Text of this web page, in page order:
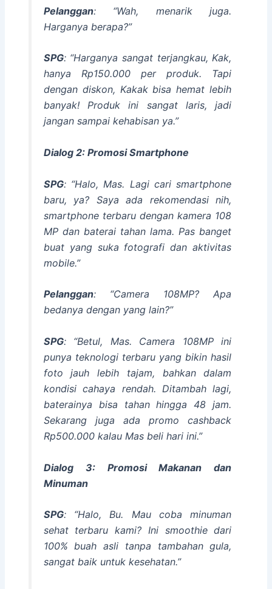
Pelanggan: “Wah, menarik juga.
Harganya berapa?”
SPG: “Harganya sangat terjangkau, Kak,
hanya Rp150.000 per produk. Tapi
dengan diskon, Kakak bisa hemat lebih
banyak! Produk ini sangat laris, jadi
jangan sampai kehabisan ya.”
Dialog 2: Promosi Smartphone
SPG: “Halo, Mas. Lagi cari smartphone
baru, ya? Saya ada rekomendasi nih,
smartphone terbaru dengan kamera 108
MP dan baterai tahan lama. Pas banget
buat yang suka fotografi dan aktivitas
mobile.”
Pelanggan: “Camera 108MP? Apa
bedanya dengan yang lain?”
SPG: “Betul, Mas. Camera 108MP ini
punya teknologi terbaru yang bikin hasil
foto jauh lebih tajam, bahkan dalam
kondisi cahaya rendah. Ditambah lagi,
baterainya bisa tahan hingga 48 jam.
Sekarang juga ada promo cashback
Rp500.000 kalau Mas beli hari ini.”
Dialog 3: Promosi Makanan dan
Minuman
SPG: “Halo, Bu. Mau coba minuman
sehat terbaru kami? Ini smoothie dari
100% buah asli tanpa tambahan gula,
sangat baik untuk kesehatan.”